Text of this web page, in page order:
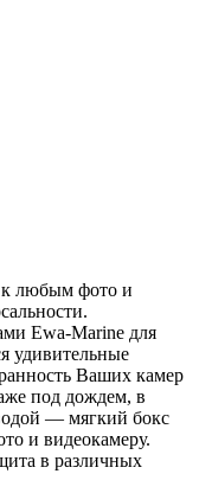
к любым фото и
Ewa-Marine для
удивительные
Ваших камер
под дождем, в
— мягкий бокс
и видеокамеру.
в различных